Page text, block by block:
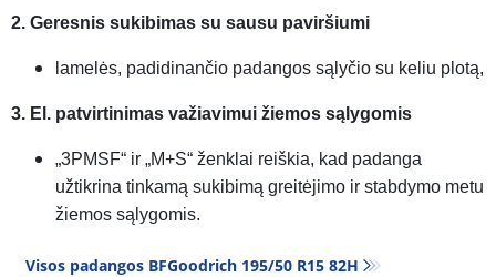
2. Geresnis sukibimas su sausu paviršiumi
lamelės, padidinančio padangos sąlyčio su keliu plotą,
3. El. patvirtinimas važiavimui žiemos sąlygomis
„3PMSF“ ir „M+S“ ženklai reiškia, kad padanga
užtikrina tinkamą sukibimą greitėjimo ir stabdymo metu
žiemos sąlygomis.
Visos padangos BFGoodrich 195/50 R15 82H